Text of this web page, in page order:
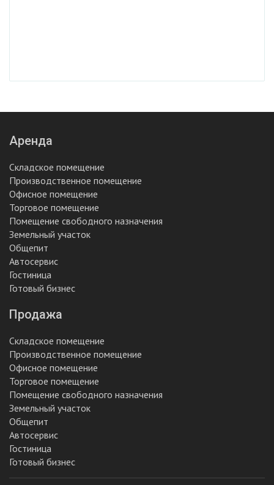
Аренда
Складское помещение
Производственное помещение
Офисное помещение
Торговое помещение
Помещение свободного назначения
Земельный участок
Общепит
Автосервис
Гостиница
Готовый бизнес
Продажа
Складское помещение
Производственное помещение
Офисное помещение
Торговое помещение
Помещение свободного назначения
Земельный участок
Общепит
Автосервис
Гостиница
Готовый бизнес